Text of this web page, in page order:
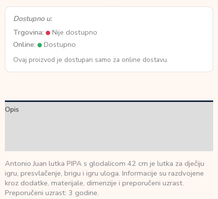
Dostupno u:
Trgovina:
Nije dostupno
Online:
Dostupno
Ovaj proizvod je dostupan samo za online dostavu.
Opis
Antonio Juan lutka PIPA s glodalicom 42 cm je lutka za dječiju
igru, presvlačenje, brigu i igru uloga. Informacije su razdvojene
kroz dodatke, materijale, dimenzije i preporučeni uzrast.
Preporučeni uzrast: 3 godine.